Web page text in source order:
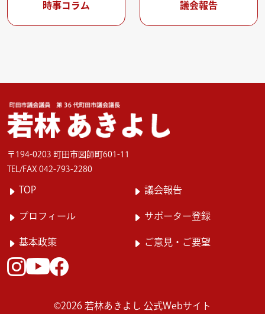
時事コラム 議会報告
〒194-0203 町田市図師町601-11
TEL/FAX 042-793-2280
TOP 議会報告
プロフィール サポーター登録
基本政策 ご意見・ご要望
©2026 若林あきよし 公式Webサイト